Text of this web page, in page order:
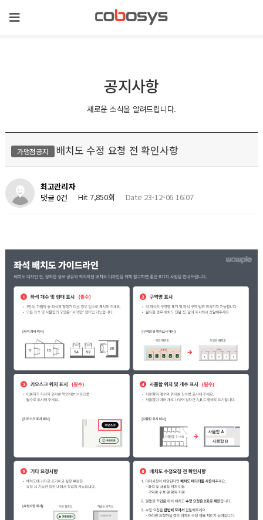
공지사항
새로운 소식을 알려드립니다.
가맹점공지 배치도 수정 요청 전 확인사항
최고관리자
댓글 0건
Hit 7,850회 Date 23-12-06 16:07